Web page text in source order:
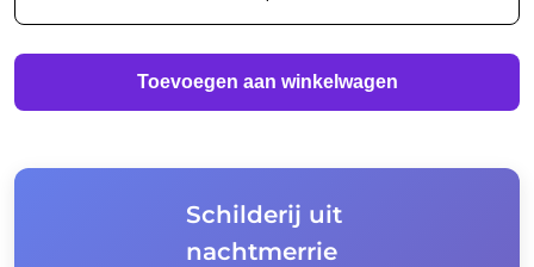
uit
Toevoegen aan winkelwagen
Schilderij uit
nachtmerrie